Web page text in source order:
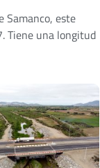
Samanco, este
Tiene una longitud